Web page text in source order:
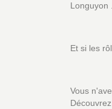
Longuyon
Et si les
Vous